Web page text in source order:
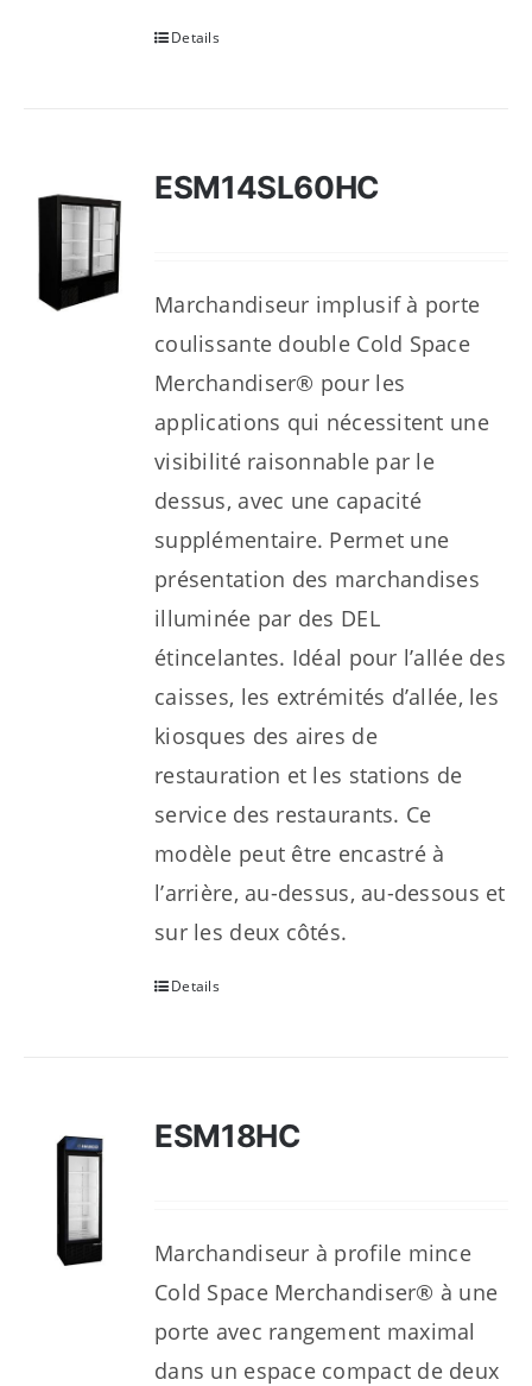
Details
ESM14SL60HC
Marchandiseur implusif à porte
coulissante double Cold Space
Merchandiser® pour les
applications qui nécessitent une
visibilité raisonnable par le
dessus, avec une capacité
supplémentaire. Permet une
présentation des marchandises
illuminée par des DEL
étincelantes. Idéal pour l’allée des
caisses, les extrémités d’allée, les
kiosques des aires de
restauration et les stations de
service des restaurants. Ce
modèle peut être encastré à
l’arrière, au-dessus, au-dessous et
sur les deux côtés.
Details
ESM18HC
Marchandiseur à profile mince
Cold Space Merchandiser® à une
porte avec rangement maximal
dans un espace compact de deux